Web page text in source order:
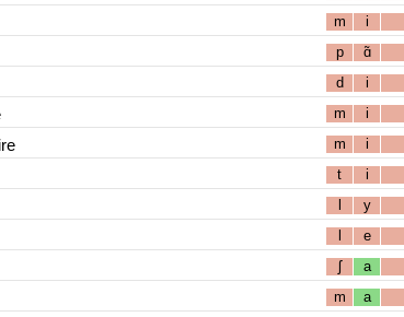
m
i
p
ɑ̃
d
i
m i
m i
t
i
l
y
l
e
ʃ
a
m
a